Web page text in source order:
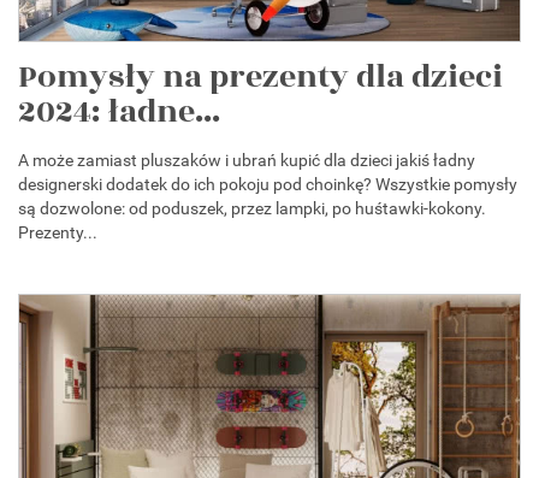
Pomysły na prezenty dla dzieci
2024: ładne...
A może zamiast pluszaków i ubrań kupić dla dzieci jakiś ładny
designerski dodatek do ich pokoju pod choinkę? Wszystkie pomysły
są dozwolone: od poduszek, przez lampki, po huśtawki-kokony.
Prezenty...